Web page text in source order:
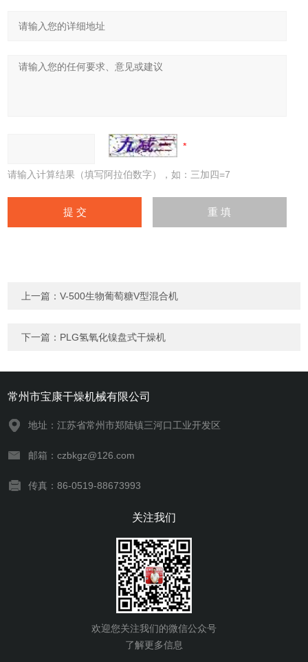
请输入计算结果（填写阿拉伯数字），如：三加四=7
上一篇：V-500生物葡萄糖V型混合机
下一篇： PLG氢氧化镍盘式干燥机
常州市宝康干燥机械有限公司
地址：江苏省常州市郑陆镇三河口工业开发区
邮箱：czbkgz@126.com
传真：86-0519-88673993
关注我们
欢迎您关注我们的微信公众号
了解更多信息